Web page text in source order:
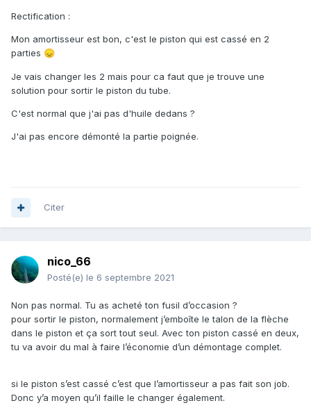
Rectification :
Mon amortisseur est bon, c'est le piston qui est cassé en 2
parties 😞
Je vais changer les 2 mais pour ca faut que je trouve une
solution pour sortir le piston du tube.
C'est normal que j'ai pas d'huile dedans ?
J'ai pas encore démonté la partie poignée.
Citer
nico_66
Posté(e) le 6 septembre 2021
Non pas normal. Tu as acheté ton fusil d’occasion ?
pour sortir le piston, normalement j’emboîte le talon de la flèche
dans le piston et ça sort tout seul. Avec ton piston cassé en deux,
tu va avoir du mal à faire l’économie d’un démontage complet.
si le piston s’est cassé c’est que l’amortisseur a pas fait son job.
Donc y’a moyen qu’il faille le changer également.